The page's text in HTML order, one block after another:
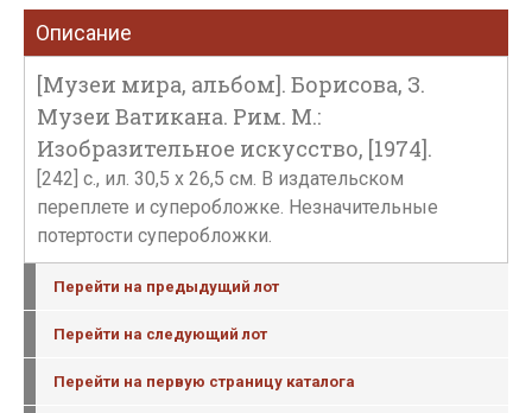
Описание
[Музеи мира, альбом]. Борисова, З.
Музеи Ватикана. Рим. М.:
Изобразительное искусство, [1974].
[242] с., ил. 30,5 x 26,5 см. В издательском
переплете и суперобложке. Незначительные
потертости суперобложки.
Перейти на предыдущий лот
Перейти на следующий лот
Перейти на первую страницу каталога